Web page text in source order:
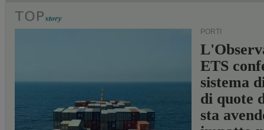
PORTI
ETS
sistema
di quote
sta